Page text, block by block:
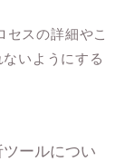
セスの詳細やこ
いようにする
ールについ